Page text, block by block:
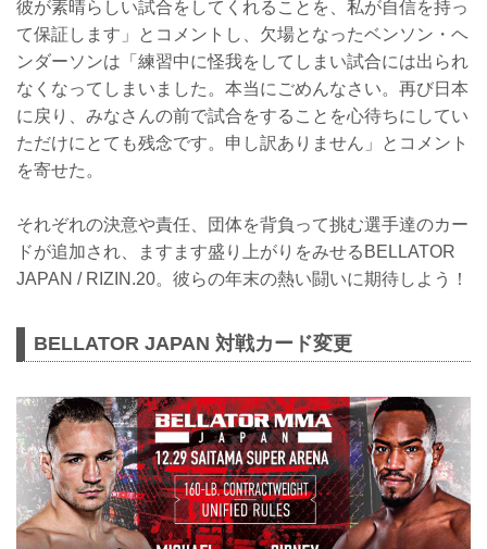
彼が素晴らしい試合をしてくれることを、私が自信を持っ
て保証します」とコメントし、欠場となったベンソン・ヘ
ンダーソンは「練習中に怪我をしてしまい試合には出られ
なくなってしまいました。本当にごめんなさい。再び日本
に戻り、みなさんの前で試合をすることを心待ちにしてい
ただけにとても残念です。申し訳ありません」とコメント
を寄せた。
それぞれの決意や責任、団体を背負って挑む選手達のカー
ドが追加され、ますます盛り上がりをみせるBELLATOR
JAPAN / RIZIN.20。彼らの年末の熱い闘いに期待しよう！
BELLATOR JAPAN 対戦カード変更